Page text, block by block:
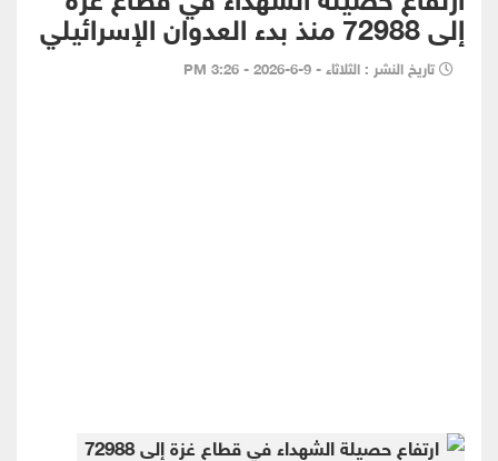
إلى 72988 منذ بدء العدوان الإسرائيلي
تاريخ النشر : الثلاثاء - 9-6-2026 - 3:26 PM